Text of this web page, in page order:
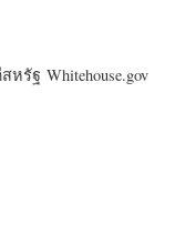
รัฐ Whitehouse.gov